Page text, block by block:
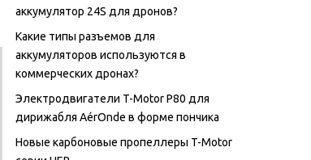
аккумулятор 24S для дронов?
Какие типы разъемов для
аккумуляторов используются в
коммерческих дронах?
Электродвигатели T-Motor P80 для
дирижабля AérOnde в форме пончика
Новые карбоновые пропеллеры T-Motor